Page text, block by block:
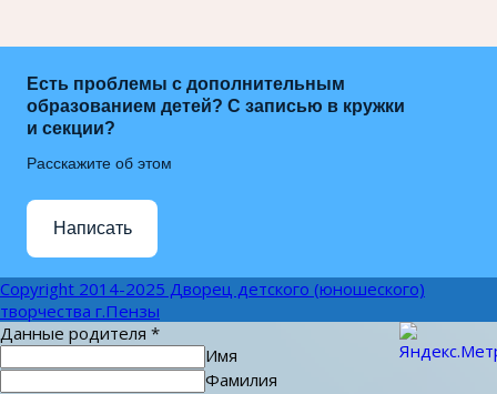
Есть проблемы с дополнительным
образованием детей? С записью в кружки
и секции?
Расскажите об этом
Написать
Copyright 2014-2025 Дворец детского (юношеского)
творчества г.Пензы
Данные родителя *
Имя
Фамилия